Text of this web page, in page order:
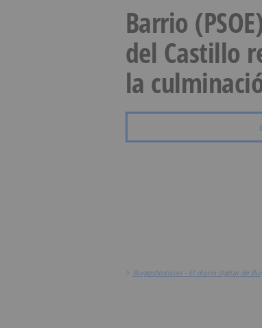
Barrio
del Castillo
la
> BurgosNoticias - El diario digital de